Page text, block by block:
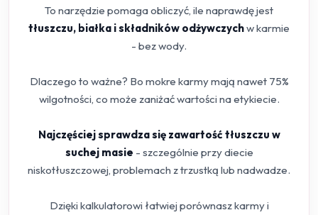
To narzędzie pomaga obliczyć, ile naprawdę jest
tłuszczu, białka i składników odżywczychw karmie
- bez wody.
Dlaczego to ważne? Bo mokre karmy mają nawet 75%
wilgotności, co może zaniżać wartości na etykiecie.
Najczęściej sprawdza się zawartość tłuszczu w
suchej masie - szczególnie przy diecie
niskotłuszczowej, problemach z trzustką lub nadwadze.
Dzięki kalkulatorowi łatwiej porównasz karmy i